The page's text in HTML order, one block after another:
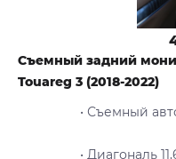
Съемный задний
Touareg 3 (2018-2022)
• Съемный
• Диагональ